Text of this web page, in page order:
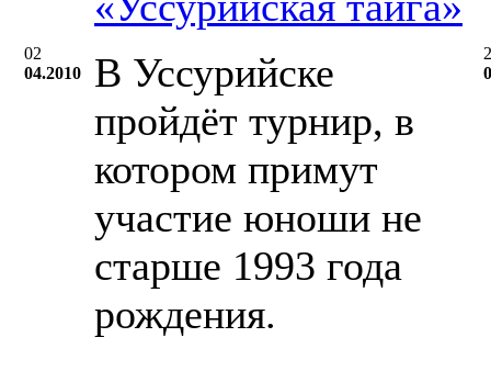
02
04.2010
В Уссурийске
пройдёт турнир, в
котором примут
участие юноши не
старше 1993 года
рождения.